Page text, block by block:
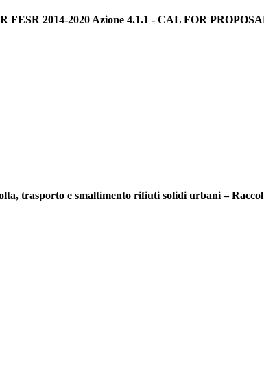
FESR 2014-2020 Azione 4.1.1 - CAL FOR
trasporto e smaltimento rifiuti solidi urbani –